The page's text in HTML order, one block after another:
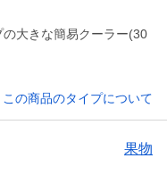
大きな簡易クーラー(30
この商品のタイプについて
果物